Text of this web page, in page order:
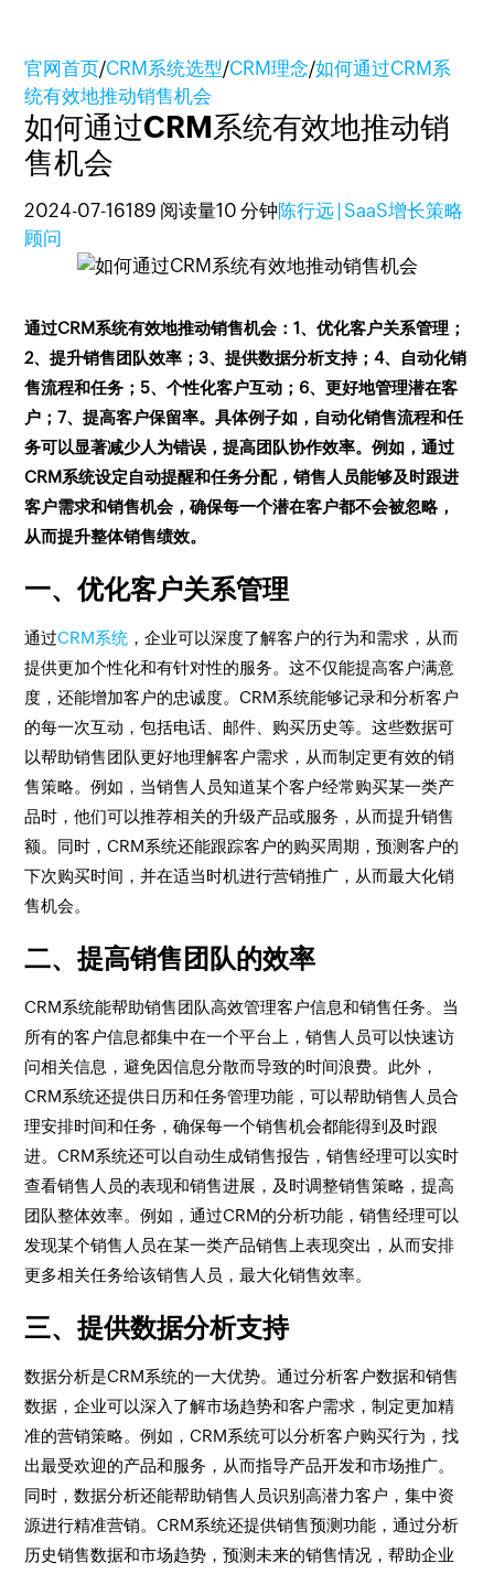
官网首页/CRM系统选型/CRM理念/如何通过CRM系
统有效地推动销售机会
如何通过CRM系统有效地推动销
售机会
2024-07-16189 阅读量10 分钟陈行远 | SaaS增长策略
顾问
通过CRM系统有效地推动销售机会：1、优化客户关系管理；
2、提升销售团队效率；3、提供数据分析支持；4、自动化销
售流程和任务；5、个性化客户互动；6、更好地管理潜在客
户；7、提高客户保留率。具体例子如，自动化销售流程和任
务可以显著减少人为错误，提高团队协作效率。例如，通过
CRM系统设定自动提醒和任务分配，销售人员能够及时跟进
客户需求和销售机会，确保每一个潜在客户都不会被忽略，
从而提升整体销售绩效。
一、优化客户关系管理
通过CRM系统 ，企业可以深度了解客户的行为和需求，从而
提供更加个性化和有针对性的服务。这不仅能提高客户满意
度，还能增加客户的忠诚度。CRM系统能够记录和分析客户
的每一次互动，包括电话、邮件、购买历史等。这些数据可
以帮助销售团队更好地理解客户需求，从而制定更有效的销
售策略。例如，当销售人员知道某个客户经常购买某一类产
品时，他们可以推荐相关的升级产品或服务，从而提升销售
额。同时，CRM系统还能跟踪客户的购买周期，预测客户的
下次购买时间，并在适当时机进行营销推广，从而最大化销
售机会。
二、提高销售团队的效率
CRM系统能帮助销售团队高效管理客户信息和销售任务。当
所有的客户信息都集中在一个平台上，销售人员可以快速访
问相关信息，避免因信息分散而导致的时间浪费。此外，
CRM系统还提供日历和任务管理功能，可以帮助销售人员合
理安排时间和任务，确保每一个销售机会都能得到及时跟
进。CRM系统还可以自动生成销售报告，销售经理可以实时
查看销售人员的表现和销售进展，及时调整销售策略，提高
团队整体效率。例如，通过CRM的分析功能，销售经理可以
发现某个销售人员在某一类产品销售上表现突出，从而安排
更多相关任务给该销售人员，最大化销售效率。
三、提供数据分析支持
数据分析是CRM系统的一大优势。通过分析客户数据和销售
数据，企业可以深入了解市场趋势和客户需求，制定更加精
准的营销策略。例如，CRM系统可以分析客户购买行为，找
出最受欢迎的产品和服务，从而指导产品开发和市场推广。
同时，数据分析还能帮助销售人员识别高潜力客户，集中资
源进行精准营销。CRM系统还提供销售预测功能，通过分析
历史销售数据和市场趋势，预测未来的销售情况，帮助企业